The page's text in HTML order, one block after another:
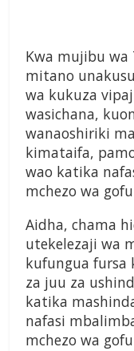
Kwa mujibu wa
mitano
wa kukuza
wasichana,
wanaoshiriki
kimataifa,
wao katika
mchezo wa
Aidha, chama
utekelezaji wa
kufungua fursa
za juu za
katika
nafasi
mchezo wa